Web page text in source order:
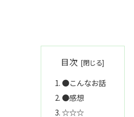
目次
●こんなお話
●感想
☆☆☆